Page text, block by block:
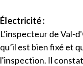
Électricité :
L’inspecteur de Val-
qu’il est bien fixé et
l'inspection. Il